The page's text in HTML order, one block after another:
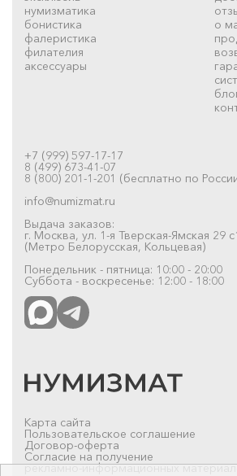
нумизматика
бонистика
фалеристика
филателия
аксессуары
о
+7 (999) 597-17-17
8 (499) 673-41-07
8 (800) 201-1-201 (бесплатно по
info@numizmat.ru
Выдача заказов:
г. Москва, ул. 1-я Тверская-Ямская 29
(Метро Белорусская, Кольцевая)
Понедельник - пятница: 10:00 - 20:00
Суббота - воскресенье: 12:00 - 18:00
Карта сайта
Пользовательское соглашение
Договор-оферта
Согласие на получение
рекламно-информационных